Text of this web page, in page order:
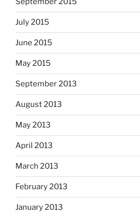
July 2015
June 2015
May 2015
September 2013
August 2013
May 2013
April 2013
March 2013
February 2013
January 2013